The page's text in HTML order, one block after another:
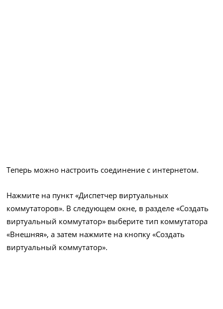
Теперь можно настроить соединение с интернетом.
Нажмите на пункт «Диспетчер виртуальных
коммутаторов». В следующем окне, в разделе «Создать
виртуальный коммутатор» выберите тип коммутатора
«Внешняя», а затем нажмите на кнопку «Создать
виртуальный коммутатор».